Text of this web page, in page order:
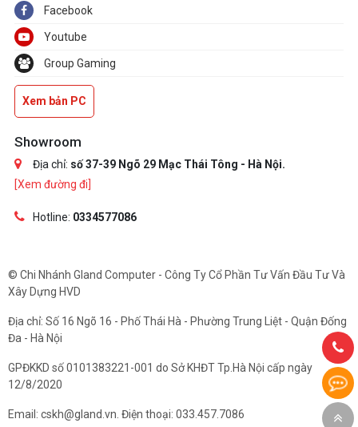
Facebook
Youtube
Group Gaming
Xem bản PC
Showroom
Địa chỉ: số 37-39 Ngõ 29 Mạc Thái Tông - Hà Nội.
[Xem đường đi]
Hotline: 0334577086
© Chi Nhánh Gland Computer - Công Ty Cổ Phần Tư Vấn Đầu Tư Và
Xây Dựng HVD
Địa chỉ: Số 16 Ngõ 16 - Phố Thái Hà - Phường Trung Liệt - Quận Đống
Đa - Hà Nội
GPĐKKD số 0101383221-001 do Sở KHĐT Tp.Hà Nội cấp ngày
12/8/2020
Email: cskh@gland.vn. Điện thoại: 033.457.7086